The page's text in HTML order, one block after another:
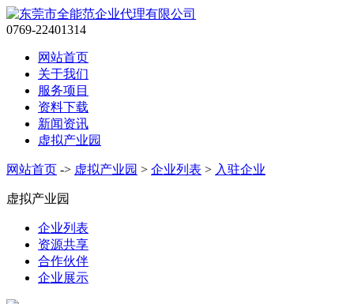
0769-22401314
网站首页
关于我们
服务项目
资料下载
新闻资讯
虚拟产业园
网站首页 -> 虚拟产业园 > 企业列表 > 入驻企业
虚拟产业园
企业列表
资源共享
合作伙伴
企业展示